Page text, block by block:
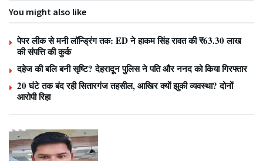
You might also like
पेपर लीक से मनी लॉन्ड्रिंग तक: ED ने हाकम सिंह रावत की ₹63.30 लाख
की संपत्ति की कुर्क
दहेज की बलि बनी सृष्टि? देहरादून पुलिस ने पति और ननद को किया गिरफ्तार
20 घंटे तक बंद रही सितारगंज तहसील, आखिर क्यों झुकी व्यवस्था? दोनों
आरोपी रिहा